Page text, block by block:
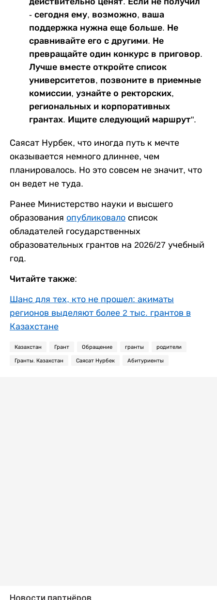
- сегодня ему, возможно, ваша
поддержка нужна еще больше. Не
сравнивайте его с другими. Не
превращайте один конкурс в приговор.
Лучше вместе откройте список
университетов, позвоните в приемные
комиссии, узнайте о ректорских,
региональных и корпоративных
грантах. Ищите следующий маршрут".
Саясат Нурбек, что иногда путь к мечте
оказывается немного длиннее, чем
планировалось. Но это совсем не значит, что
он ведет не туда.
Ранее Министерство науки и высшего
образования опубликовало список
обладателей государственных
образовательных грантов на 2026/27 учебный
год.
Читайте также:
Шанс для тех, кто не прошел: акиматы
регионов выделяют более 2 тыс. грантов в
Казахстане
Казахстан Грант Обращение гранты родители
Гранты. Казахстан Саясат Нурбек Абитуриенты